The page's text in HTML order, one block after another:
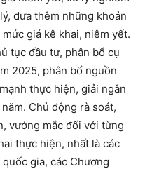
đưa thêm những khoản
giá kê khai, niêm yết.
tục đầu tư, phân bổ cụ
2025, phân bổ nguồn
thực hiện, giải ngân
Chủ động rà soát,
vướng mắc đối với từng
thực hiện, nhất là các
gia, các Chương